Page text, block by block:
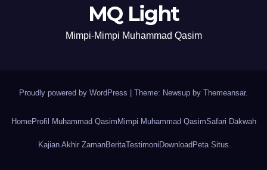
MQ Light
Mimpi-Mimpi Muhammad Qasim
Proudly powered by WordPress | Theme: Newsup by Themeansar.
HomeProfil Muhammad Qasim Mimpi Muhammad QasimSafari Dakwah
Kajian Akhir ZamanBeritaTestimoni Download Peta Situs